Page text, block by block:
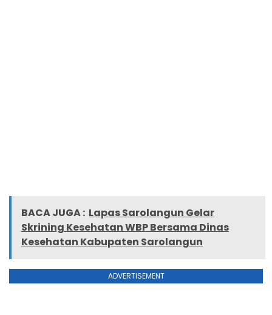
BACA JUGA : Lapas Sarolangun Gelar
Skrining Kesehatan WBP Bersama Dinas
Kesehatan Kabupaten Sarolangun
ADVERTISEMENT